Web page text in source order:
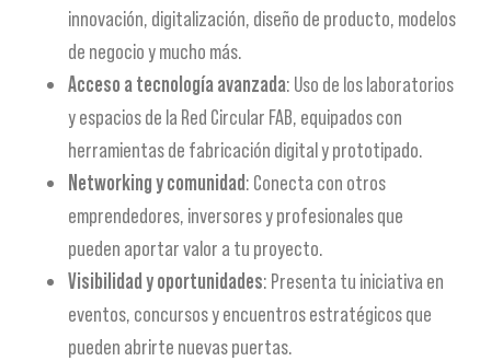
innovación, digitalización, diseño de producto, modelos
de negocio y mucho más.
Acceso a tecnología avanzada: Uso de los laboratorios
y espacios de la Red Circular FAB, equipados con
herramientas de fabricación digital y prototipado.
Networking y comunidad: Conecta con otros
emprendedores, inversores y profesionales que
pueden aportar valor a tu proyecto.
Visibilidad y oportunidades: Presenta tu iniciativa en
eventos, concursos y encuentros estratégicos que
pueden abrirte nuevas puertas.